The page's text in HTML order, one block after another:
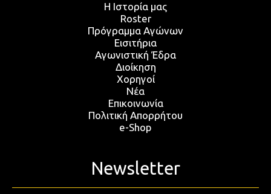
Η Ιστορία μας
Roster
Πρόγραμμα Αγώνων
Εισιτήρια
Αγωνιστική Έδρα
Διοίκηση
Χορηγοί
Νέα
Επικοινωνία
Πολιτική Απορρήτου
e-Shop
Newsletter